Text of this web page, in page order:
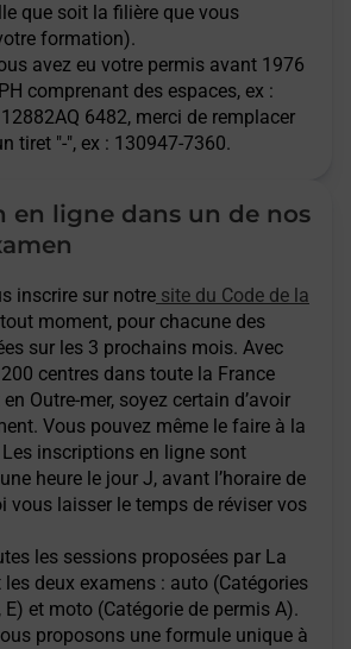
que soit la filière que vous
formation).
avez eu votre permis avant 1976
comprenant des espaces, ex :
6482, merci de remplacer
tiret "-", ex : 130947-7360.
en ligne dans un de nos
inscrire sur notre site du Code de la
moment, pour chacune des
sur les 3 prochains mois. Avec
centres dans toute la France
Outre-mer, soyez certain d’avoir
Vous pouvez même le faire à la
inscriptions en ligne sont
heure le jour J, avant l’horaire de
vous laisser le temps de réviser vos
les sessions proposées par La
deux examens : auto (Catégories
E) et moto (Catégorie de permis A).
proposons une formule unique à